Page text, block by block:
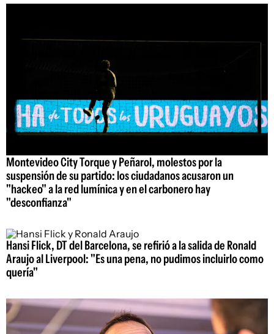
Montevideo City Torque y Peñarol, molestos por la
suspensión de su partido: los ciudadanos acusaron un
"hackeo" a la red lumínica y en el carbonero hay
"desconfianza"
Hansi Flick, DT del Barcelona, se refirió a la salida de Ronald
Araujo al Liverpool: "Es una pena, no pudimos incluirlo como
quería"